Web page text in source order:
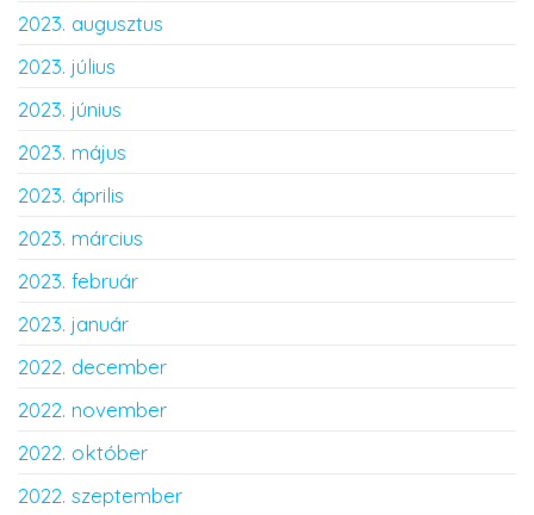
2023. augusztus
2023. július
2023. június
2023. május
2023. április
2023. március
2023. február
2023. január
2022. december
2022. november
2022. október
2022. szeptember